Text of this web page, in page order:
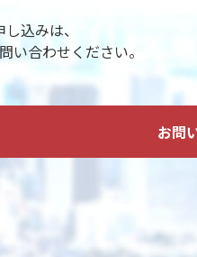
込みは、
い合わせください。
お問